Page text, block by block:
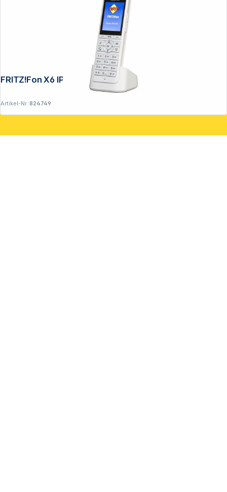
FRITZ!Fon X6 IP-Telefon schnurlos weiß
Artikel-Nr.:824749